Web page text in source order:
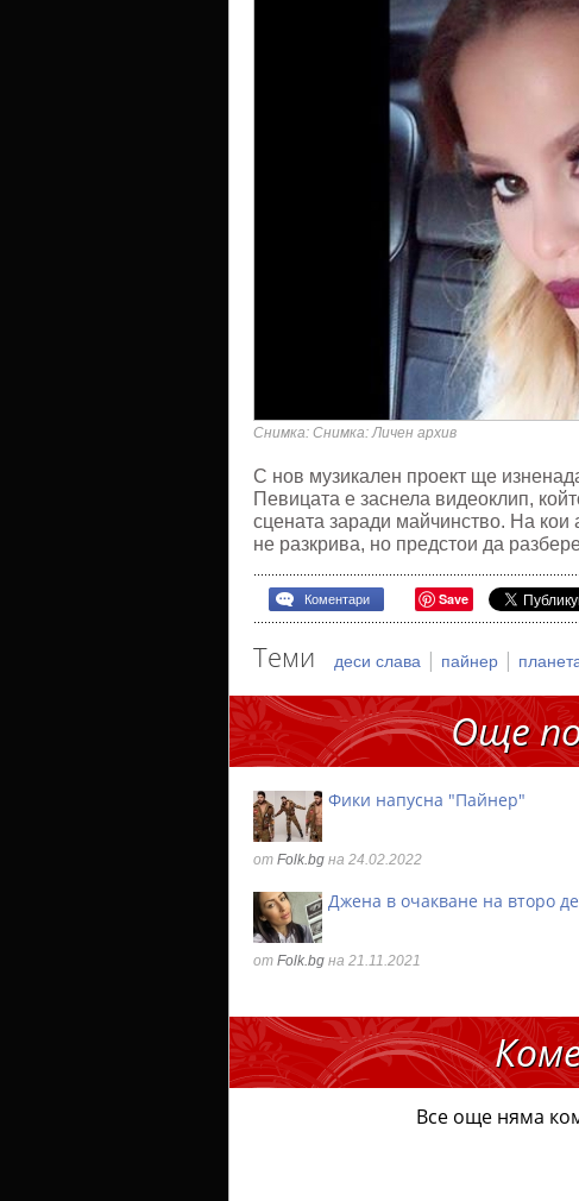
Снимка: Снимка: Личен архив
С нов музикален проект ще
Певицата е заснела видеоклип,
сцената заради майчинство. На кои
не разкрива, но предстои да
Коментари Save
Теми деси слава | пайнер |
Още
Фики напусна "Пайнер"
от Folk.bg на 24.02.2022
Джена в очакване на второ
от Folk.bg на 21.11.2021
Все още няма